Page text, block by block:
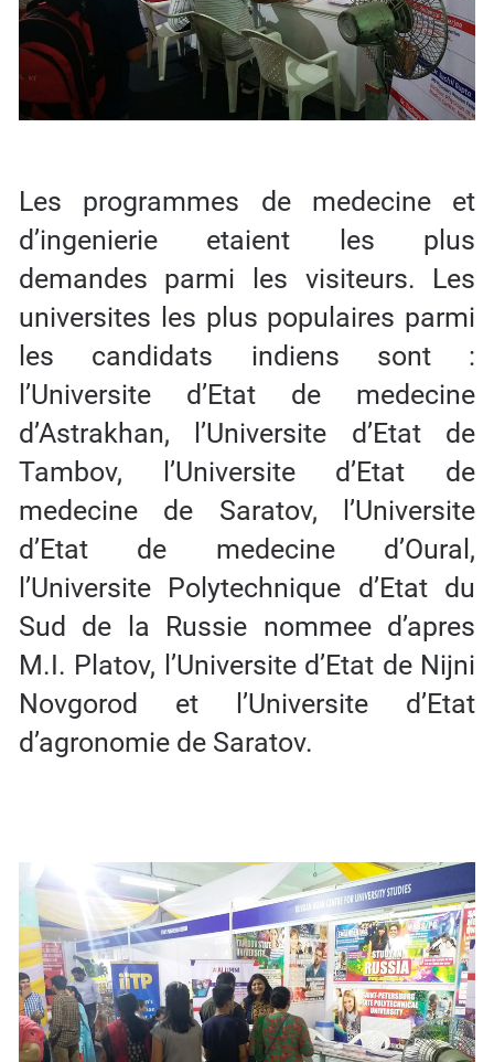
Les programmes de medecine et
d’ingenierie etaient les plus
demandes parmi les visiteurs. Les
universites les plus populaires parmi
les candidats indiens sont :
l’Universite d’Etat de medecine
d’Astrakhan, l’Universite d’Etat de
Tambov, l’Universite d’Etat de
medecine de Saratov, l’Universite
d’Etat de medecine d’Oural,
l’Universite Polytechnique d’Etat du
Sud de la Russie nommee d’apres
M.I. Platov, l’Universite d’Etat de Nijni
Novgorod et l’Universite d’Etat
d’agronomie de Saratov.